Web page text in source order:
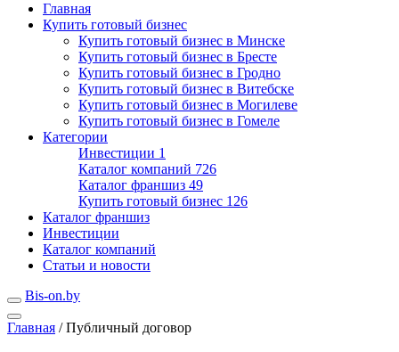
Главная
Купить готовый бизнес
Купить готовый бизнес в Минске
Купить готовый бизнес в Бресте
Купить готовый бизнес в Гродно
Купить готовый бизнес в Витебске
Купить готовый бизнес в Могилеве
Купить готовый бизнес в Гомеле
Категории
Инвестиции 1
Каталог компаний 726
Каталог франшиз 49
Купить готовый бизнес 126
Каталог франшиз
Инвестиции
Каталог компаний
Статьи и новости
Bis-on.by
Главная /Публичный договор